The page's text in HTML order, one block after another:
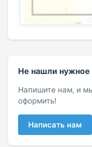
Не нашли нужное
Напишите нам, и
оформить!
Написать нам